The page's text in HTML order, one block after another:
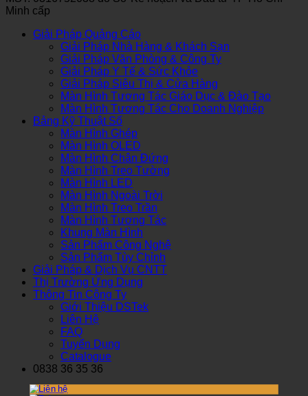
Minh cấp
Giải Pháp Quảng Cáo
Giải Pháp Nhà Hàng & Khách Sạn
Giải Pháp Văn Phòng & Công Ty
Giải Pháp Y Tế & Sức Khỏe
Giải Pháp Siêu Thị & Cửa Hàng
Màn Hình Tương Tác Giáo Dục & Đào Tạo
Màn Hình Tương Tác Cho Doanh Nghiệp
Bảng Kỹ Thuật Số
Màn Hình Ghép
Màn Hình OLED
Màn Hình Chân Đứng
Màn Hình Treo Tường
Màn Hình LED
Màn Hình Ngoài Trời
Màn Hình Treo Trần
Màn Hình Tương Tác
Khung Màn Hình
Sản Phẩm Công Nghệ
Sản Phẩm Tùy Chỉnh
Giải Pháp & Dịch Vụ CNTT
Thị Trường Ứng Dụng
Thông Tin Công Ty
Giới Thiệu DSTek
Liên Hệ
FAQ
Tuyển Dụng
Catalogue
0838 36 35 36